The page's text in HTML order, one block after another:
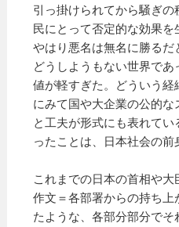
引っ掛けられてから騒ぎ
民にとって否定的な効果
やはり悪名は無名に勝るだ
どうしようもない世界で
値が軽すぎた。どういう
にみて国や大企業の公的
と工夫が形式にも表れて
ったことは、日本社会の前
これまでの日本の首相や
作文＝各部署からの持ち
たような、各部分部分でそ